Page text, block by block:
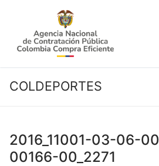
contenido
COLDEPORTES
2016_11001-03-06-
00166-00_2271